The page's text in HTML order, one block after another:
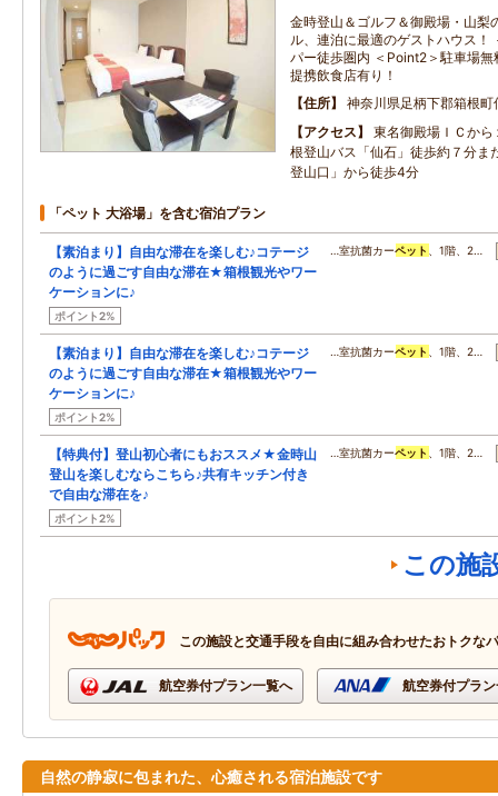
金時登山＆ゴルフ＆御殿場・山
ル、連泊に最適のゲストハウス！
パー徒歩圏内 ＜Point2＞駐車場
提携飲食店有り！
住所
神奈川県足柄下郡箱根
アクセス
東名御殿場ＩＣか
根登山バス「仙石」徒歩約７分ま
登山口」から徒歩4分
「ペット 大浴場」を含む宿泊プラン
【素泊まり】自由な滞在を楽しむ♪コテージ
のように過ごす自由な滞在★箱根観光やワー
ケーションに♪
ポイント2%
…室抗菌カーペット 、1階、2…
【素泊まり】自由な滞在を楽しむ♪コテージ
のように過ごす自由な滞在★箱根観光やワー
ケーションに♪
ポイント2%
…室抗菌カーペット 、1階、2…
【特典付】登山初心者にもおススメ★金時山
登山を楽しむならこちら♪共有キッチン付き
で自由な滞在を♪
ポイント2%
…室抗菌カーペット 、1階、2…
この施
この施設と交通手段を自由に組み合わせたおトクな
航空券付プラン一覧へ 航空券付プラ
自然の静寂に包まれた、心癒される宿泊施設です